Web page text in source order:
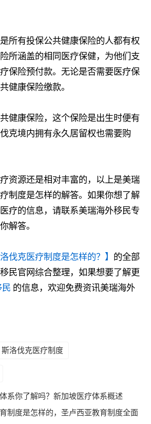
有投保公共健康保险的人都有权
所涵盖的相同医疗保健，为他们支
保险预付款。无论是否需要医疗保
健康保险缴款。
康保险，这个保险是出生时便有
克境内拥有永久居留权也需要购
源还是相对丰富的，以上是美瑞
制度是怎样的解答。如果你想了解
疗的信息，请联系美瑞海外移民专
解答。
伐克医疗制度是怎样的？】 的全部
民官网综合整理，如果想要了解更
的信息，欢迎免费资讯美瑞海外
斯洛伐克医疗制度
系你了解吗？新加坡医疗体系概述
制度是怎样的，圣卢西亚教育制度全面